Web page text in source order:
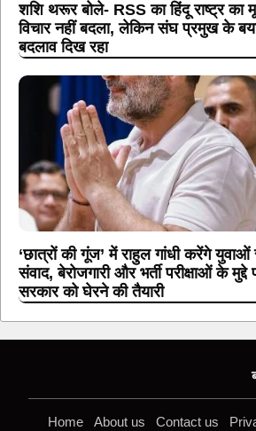
शशि थरूर बोले- RSS का हिंदू राष्ट्र का
विचार नहीं बदला, लेकिन संघ प्रमुख के
बदलाव दिख रहा
‘छात्रों की गूंज’ में राहुल गांधी करेंगे
संवाद, बेरोजगारी और भर्ती परीक्षाओं के मुद्दे
सरकार को घेरने की तैयारी
Home About us Contact us